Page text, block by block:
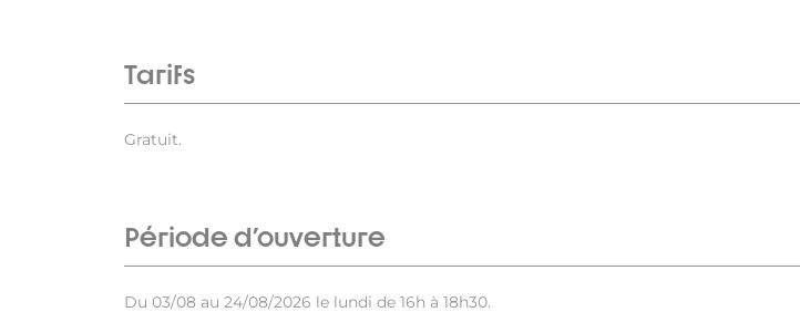
Tarifs
Gratuit.
Période d'ouverture
Du 03/08 au 24/08/2026 le lundi de 16h à 18h30.